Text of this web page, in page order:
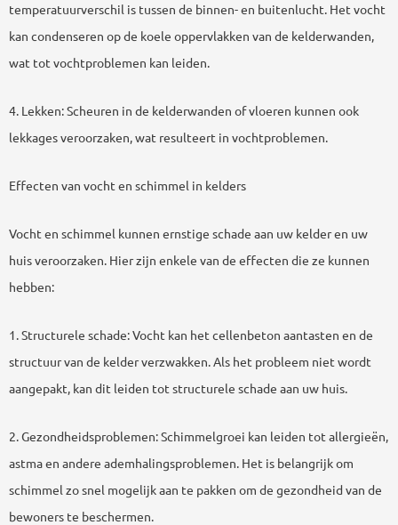
temperatuurverschil is tussen de binnen- en buitenlucht. Het vocht
kan condenseren op de koele oppervlakken van de kelderwanden,
wat tot vochtproblemen kan leiden.
4. Lekken: Scheuren in de kelderwanden of vloeren kunnen ook
lekkages veroorzaken, wat resulteert in vochtproblemen.
Effecten van vocht en schimmel in kelders
Vocht en schimmel kunnen ernstige schade aan uw kelder en uw
huis veroorzaken. Hier zijn enkele van de effecten die ze kunnen
hebben:
1. Structurele schade: Vocht kan het cellenbeton aantasten en de
structuur van de kelder verzwakken. Als het probleem niet wordt
aangepakt, kan dit leiden tot structurele schade aan uw huis.
2. Gezondheidsproblemen: Schimmelgroei kan leiden tot allergieën,
astma en andere ademhalingsproblemen. Het is belangrijk om
schimmel zo snel mogelijk aan te pakken om de gezondheid van de
bewoners te beschermen.